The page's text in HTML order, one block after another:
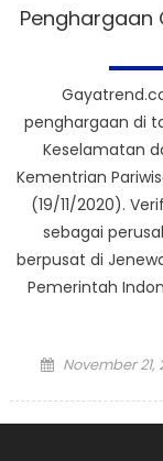
Penghargaan
penghargaan di
Keselamatan
Kementrian
(19/11/2020).
sebagai
berpusat di
Pemerintah
Posted
November 21,